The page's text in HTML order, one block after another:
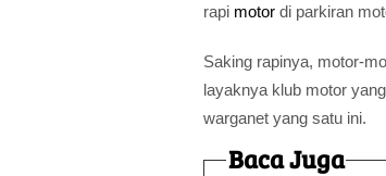
rapi motor di parkiran
Saking rapinya, motor-
layaknya klub motor
warganet yang satu ini.
Baca Juga